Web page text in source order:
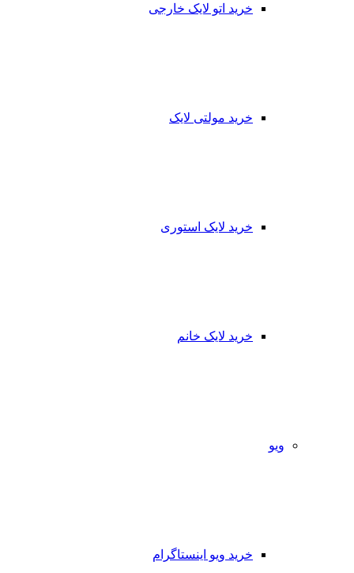
خرید اتو لایک خارجی
خرید مولتی لایک
خرید لایک استوری
خرید لایک خانم
ویو
خرید ویو اینستاگرام